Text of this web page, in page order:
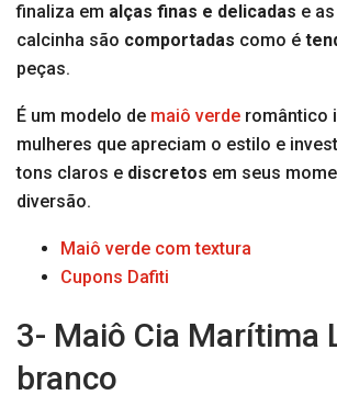
finaliza em alças finas e delicadas e as
calcinha são comportadas como é
peças.
É um modelo de maiô verde romântico
mulheres que apreciam o estilo e
tons claros e discretos em seus
diversão.
Maiô verde com textura
Cupons Dafiti
3- Maiô Cia Marítima
branco